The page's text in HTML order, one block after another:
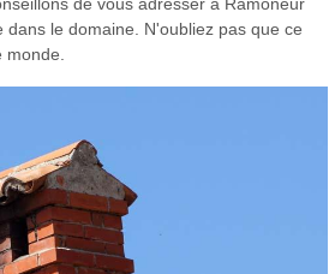
le domaine. N'oubliez pas que ce